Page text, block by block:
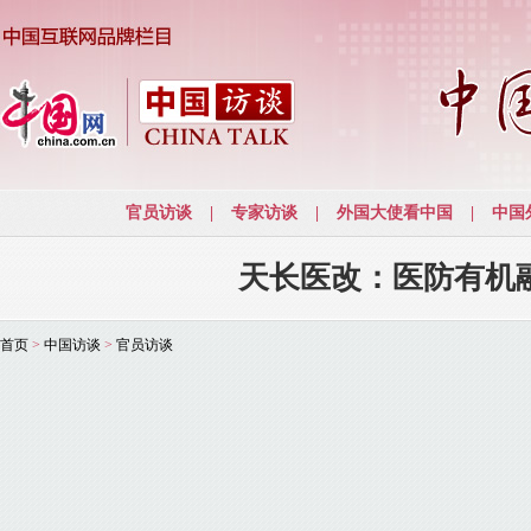
天长医改：医防有机
首页 > 中国访谈 > 官员访谈